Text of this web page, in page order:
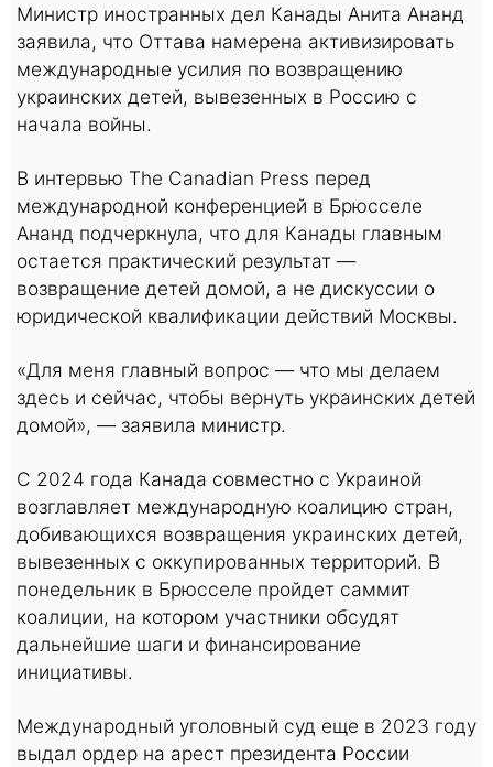
Министр иностранных дел Канады Анита Ананд
заявила, что Оттава намерена активизировать
международные усилия по возвращению
украинских детей, вывезенных в Россию с
начала войны.
В интервью The Canadian Press перед
международной конференцией в Брюсселе
Ананд подчеркнула, что для Канады главным
остается практический результат —
возвращение детей домой, а не дискуссии о
юридической квалификации действий Москвы.
«Для меня главный вопрос — что мы делаем
здесь и сейчас, чтобы вернуть украинских детей
домой», — заявила министр.
С 2024 года Канада совместно с Украиной
возглавляет международную коалицию стран,
добивающихся возвращения украинских детей,
вывезенных с оккупированных территорий. В
понедельник в Брюсселе пройдет саммит
коалиции, на котором участники обсудят
дальнейшие шаги и финансирование
инициативы.
Международный уголовный суд еще в 2023 году
выдал ордер на арест президента России